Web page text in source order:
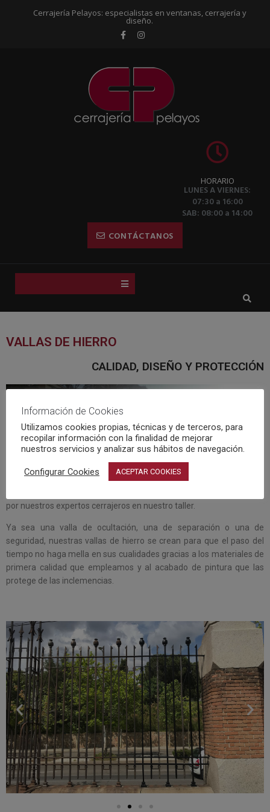
Cerrajería Pelayos: especialistas en ventanas, cerrajería y
diseño.
HORARIO
LUNES A VIERNES:
07:30 a 16:00
SAB: 08:00 a 14:00
CONTÁCTANOS
VALLAS DE HIERRO
CALIDAD, DISEÑO Y PROTECCIÓN
misión que tienen nuestras vallas de hierro. Contando con el mejor y
por nuestros expertos cerrajeros en nuestro taller.
Ya sea una valla de ocultación, una de separación o una de
seguridad, nuestras vallas de hierro se crean para que el paso del
tiempo no haga mella en sus cualidades gracias a los materiales de
primera calidad que empleamos y al acabado de pintura que las
protege de las inclemencias.
Información de Cookies
Utilizamos cookies propias, técnicas y de terceros, para
recopilar información con la finalidad de mejorar
nuestros servicios y analizar sus hábitos de navegación.
Configurar Cookies ACEPTAR COOKIES